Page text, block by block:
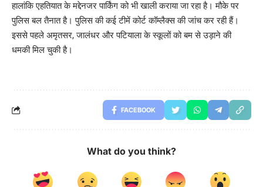
हालांकि एहतियात के मद्देनजर पार्किंग को भी खाली कराया जा रहा है। मौके पर
पुलिस बल तैनात है। पुलिस की कई टीमें कोर्ट कॉम्लैक्स की जांच कर रही हैं।
इससे पहले अमृतसर, जालंधर और पटियाला के स्कूलों को बम से उड़ाने की
धमकी मिल चुकी है।
FACEBOOK
What do you think?